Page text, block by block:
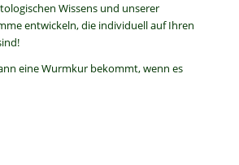
Wissens und unserer
entwickeln, die individuell auf Ihren
eine Wurmkur bekommt, wenn es